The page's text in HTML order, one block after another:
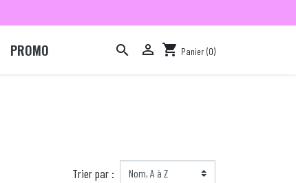
PROMO   shopping_cart Panier (0)
Trier par :